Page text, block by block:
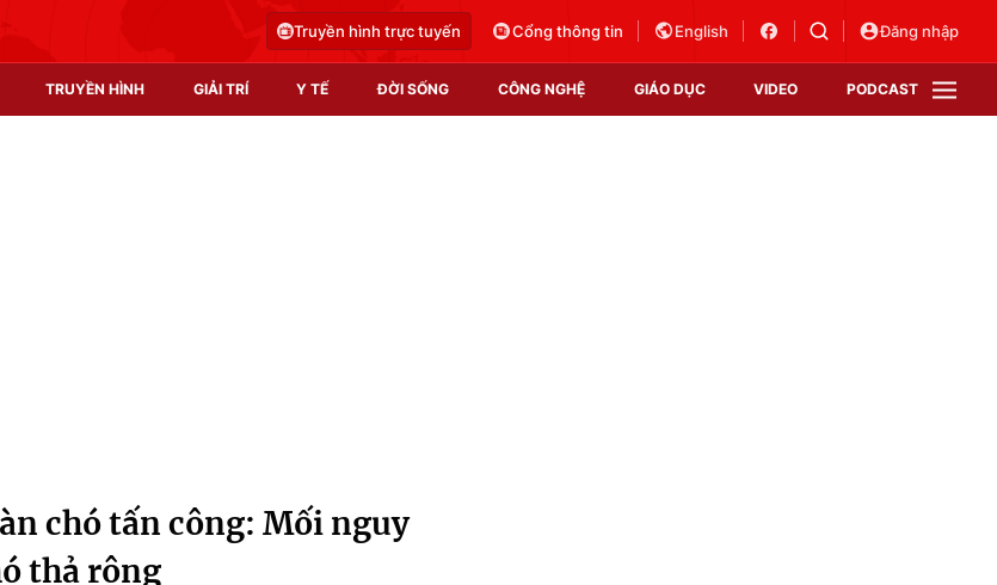
Truyền hình trực tuyến Cổng thông tin English Đăng nhập
TRUYỀN HÌNH GIẢI TRÍ Y TẾ ĐỜI SỐNG CÔNG NGHỆ GIÁO DỤC VIDEO PODCAST
Infographic
chó tấn công: Mối nguy
thả rông